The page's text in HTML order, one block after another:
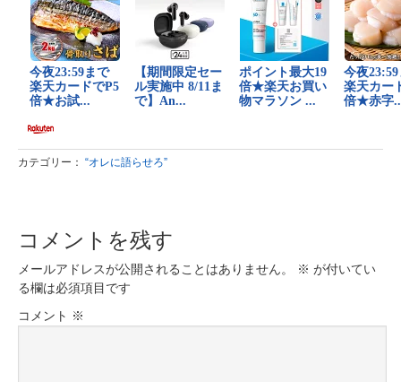
カテゴリー： “オレに語らせろ”
コメントを残す
メールアドレスが公開されることはありません。 ※ が付いてい
る欄は必須項目です
コメント ※